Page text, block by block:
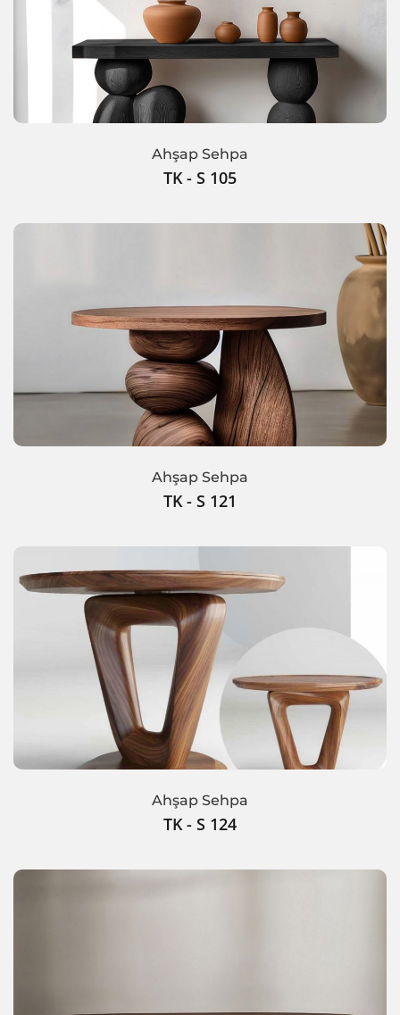
Ahşap Sehpa
TK - S 105
Ahşap Sehpa
TK - S 121
Ahşap Sehpa
TK - S 124